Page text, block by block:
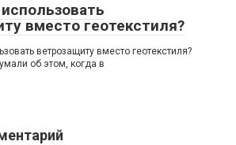
вместо геотекстиля?
ветрозащиту вместо геотекстиля?
об этом, когда в